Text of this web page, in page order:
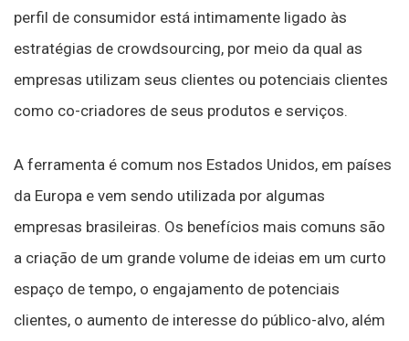
perfil de consumidor está intimamente ligado às
estratégias de crowdsourcing, por meio da qual as
empresas utilizam seus clientes ou potenciais clientes
como co-criadores de seus produtos e serviços.
A ferramenta é comum nos Estados Unidos, em países
da Europa e vem sendo utilizada por algumas
empresas brasileiras. Os benefícios mais comuns são
a criação de um grande volume de ideias em um curto
espaço de tempo, o engajamento de potenciais
clientes, o aumento de interesse do público-alvo, além